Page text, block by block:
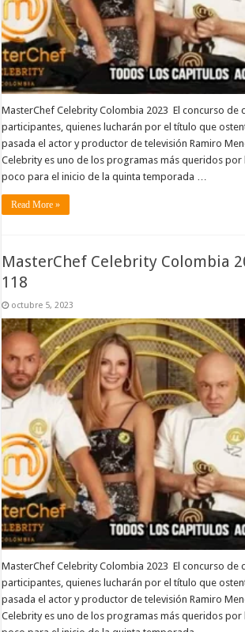
MasterChef Celebrity Colombia 2023 El concurso de
participantes, quienes lucharán por el título que
pasada el actor y productor de televisión Ramiro
Celebrity es uno de los programas más queridos
poco para el inicio de la quinta temporada …
Read More »
MasterChef Celebrity Colombia
118
octubre 5, 2023
MasterChef Celebrity Colombia 2023 El concurso de
participantes, quienes lucharán por el título que
pasada el actor y productor de televisión Ramiro
Celebrity es uno de los programas más queridos